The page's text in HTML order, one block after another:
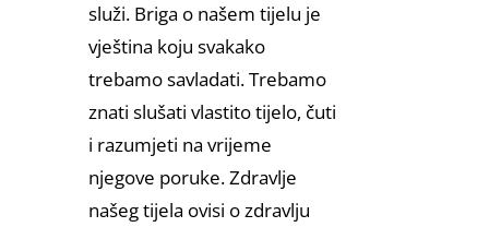
služi. Briga o našem tijelu je
vještina koju svakako
trebamo savladati. Trebamo
znati slušati vlastito tijelo, čuti
i razumjeti na vrijeme
njegove poruke. Zdravlje
našeg tijela ovisi o zdravlju